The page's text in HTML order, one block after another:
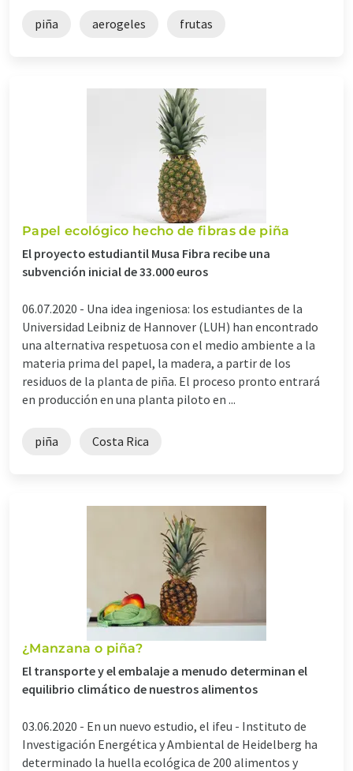
piña aerogeles frutas
Papel ecológico hecho de fibras de piña
El proyecto estudiantil Musa Fibra recibe una
subvención inicial de 33.000 euros
06.07.2020 - Una idea ingeniosa: los estudiantes de la
Universidad Leibniz de Hannover (LUH) han encontrado
una alternativa respetuosa con el medio ambiente a la
materia prima del papel, la madera, a partir de los
residuos de la planta de piña. El proceso pronto entrará
en producción en una planta piloto en ...
piña Costa Rica
¿Manzana o piña?
El transporte y el embalaje a menudo determinan el
equilibrio climático de nuestros alimentos
03.06.2020 - En un nuevo estudio, el ifeu - Instituto de
Investigación Energética y Ambiental de Heidelberg ha
determinado la huella ecológica de 200 alimentos y